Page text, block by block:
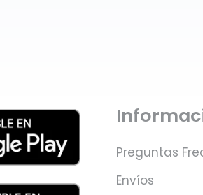
Preguntas
Envíos